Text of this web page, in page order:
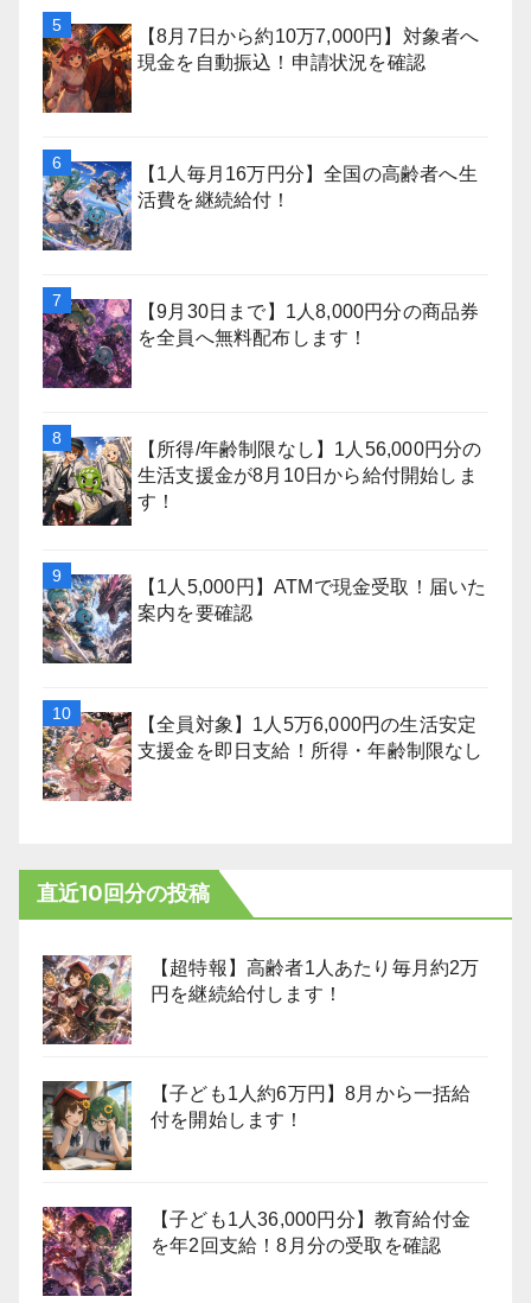
【8月7日から約10万7,000円】対象者へ
現金を自動振込！申請状況を確認
【1人毎月16万円分】全国の高齢者へ生
活費を継続給付！
【9月30日まで】1人8,000円分の商品券
を全員へ無料配布します！
【所得/年齢制限なし】1人56,000円分の
生活支援金が8月10日から給付開始しま
す！
【1人5,000円】ATMで現金受取！届いた
案内を要確認
【全員対象】1人5万6,000円の生活安定
支援金を即日支給！所得・年齢制限なし
直近10回分の投稿
【超特報】高齢者1人あたり毎月約2万
円を継続給付します！
【子ども1人約6万円】8月から一括給
付を開始します！
【子ども1人36,000円分】教育給付金
を年2回支給！8月分の受取を確認